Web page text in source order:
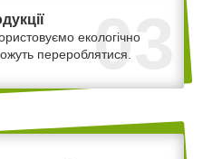
03
екологічно
перероблятися.